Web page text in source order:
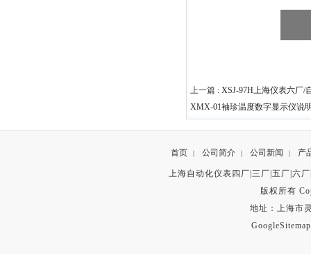
上一篇 : XSJ-97H上海仪表六厂/
XMX-01袖珍温度数字显示仪说
首页 | 公司简介 | 公司新闻 | 产
上海自动化仪表四厂|三厂|五厂|六
版权所有
地址：上海市
GoogleSitemap